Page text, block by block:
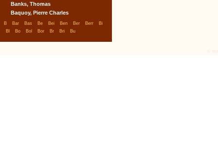
Banks, Thomas
Baquoy, Pierre Charles
B Bar Bas Be Bei Ben Ber Berr Bi
Bl Bo Bol Bor Br Bri Bu